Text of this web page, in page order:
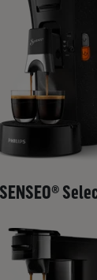
SENSEO®